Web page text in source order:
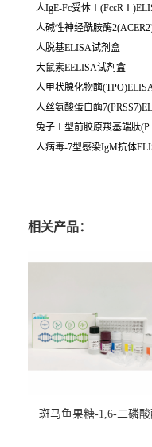
人IgE-Fc受体
人碱性神经酰胺酶
人脱基ELISA试剂盒
大鼠素EELISA试剂盒
人甲状腺化物酶
人丝氨酸蛋白酶
兔子Ⅰ型前胶原羧基端肽
人病毒-7型感染IgM抗体
相关产品：
斑马鱼果糖-1,6-二磷